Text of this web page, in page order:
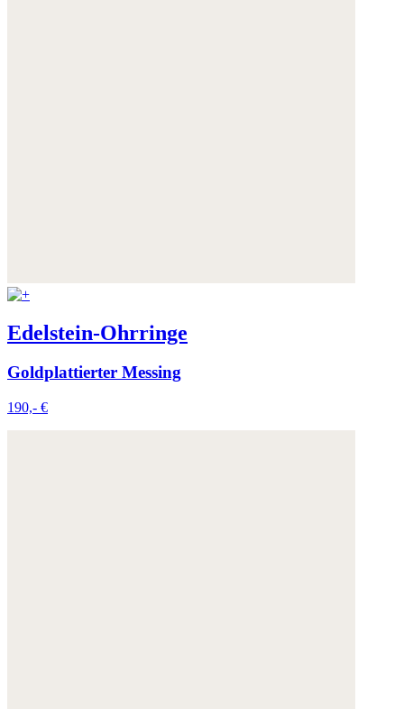
Edelstein-Ohrringe
Goldplattierter Messing
190,- €